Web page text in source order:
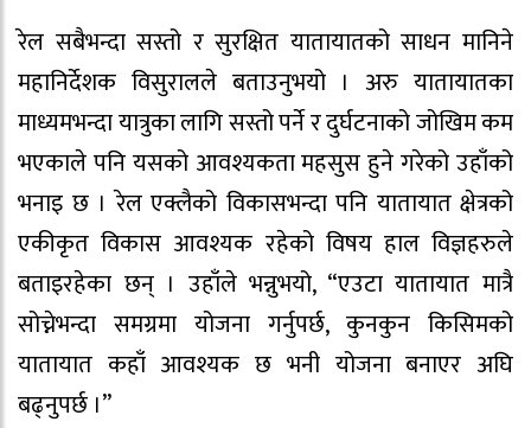
रेल सबैभन्दा सस्तो र सुरक्षित यातायातको साधन मानिने
महानिर्देशक विसुरालले बताउनुभयो । अरु यातायातका
माध्यमभन्दा यात्रुका लागि सस्तो पर्ने र दुर्घटनाको जोखिम कम
भएकाले पनि यसको आवश्यकता महसुस हुने गरेको उहाँको
भनाइ छ । रेल एक्लैको विकासभन्दा पनि यातायात क्षेत्रको
एकीकृत विकास आवश्यक रहेको विषय हाल विज्ञहरुले
बताइरहेका छन् । उहाँले भन्नुभयो, “एउटा यातायात मात्रै
सोच्नेभन्दा समग्रमा योजना गर्नुपर्छ, कुनकुन किसिमको
यातायात कहाँ आवश्यक छ भनी योजना बनाएर अघि
बढ्नुपर्छ ।”